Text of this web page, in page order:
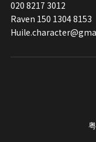
020 8217 3012
Raven 150 1304 8153